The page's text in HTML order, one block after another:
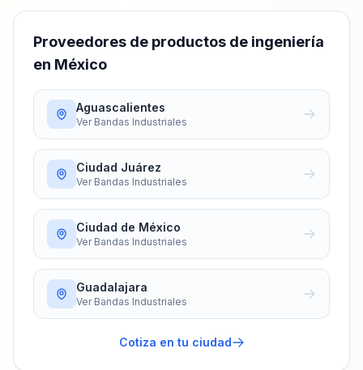
Proveedores de productos de ingeniería
en México
Aguascalientes
Ver Bandas Industriales
Ciudad Juárez
Ver Bandas Industriales
Ciudad de México
Ver Bandas Industriales
Guadalajara
Ver Bandas Industriales
Cotiza en tu ciudad